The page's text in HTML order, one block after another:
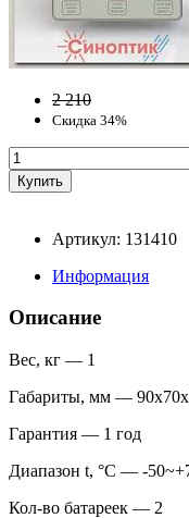
2 210
Скидка 34%
Артикул: 131410
Информация
Описание
Вес, кг — 1
Габариты, мм —
Гарантия — 1 год
Диапазон t, °С — -
Кол-во батареек — 2